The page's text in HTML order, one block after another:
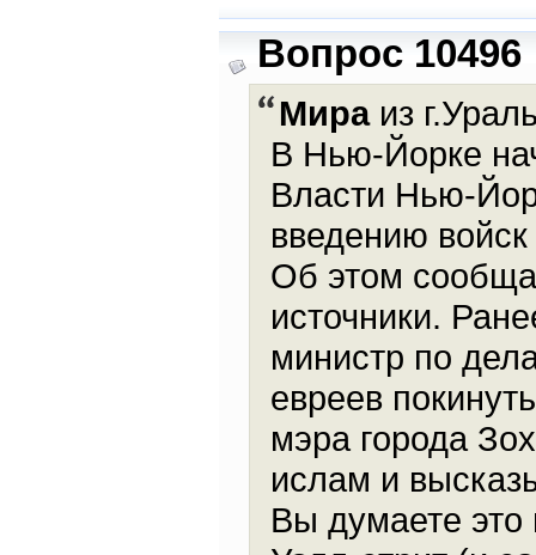
Вопрос 10496
Мираиз
В Нью-Йорке
Власти Нью-
введению
Об этом
источники.
министр по
евреев
мэра города
ислам и
Вы думаете это